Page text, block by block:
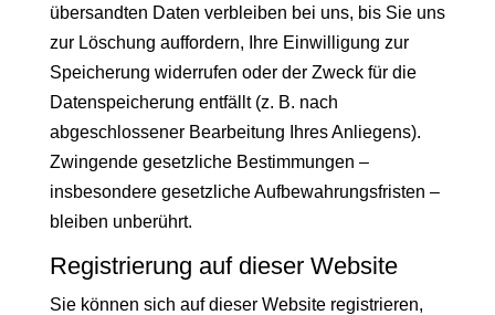
übersandten Daten verbleiben bei uns, bis Sie uns
zur Löschung auffordern, Ihre Einwilligung zur
Speicherung widerrufen oder der Zweck für die
Datenspeicherung entfällt (z. B. nach
abgeschlossener Bearbeitung Ihres Anliegens).
Zwingende gesetzliche Bestimmungen –
insbesondere gesetzliche Aufbewahrungsfristen –
bleiben unberührt.
Registrierung auf dieser Website
Sie können sich auf dieser Website registrieren,